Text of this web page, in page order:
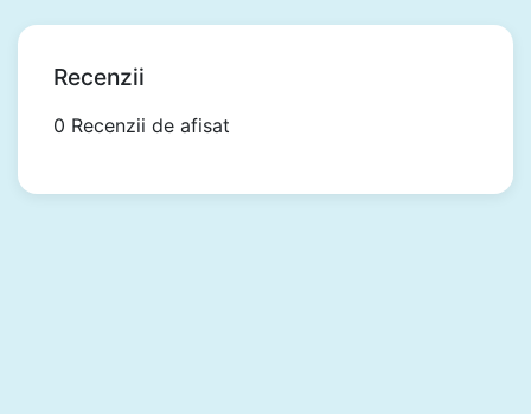
Recenzii
0 Recenzii de afisat